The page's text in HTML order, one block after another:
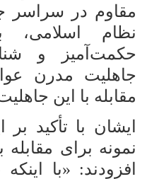
مقاوم در سراسر
نظام اسلامی،
حکمت‌آمیز و
جاهلیت مدرن
مقابله با این
ایشان با تأکید
نمونه برای
افزودند: «با